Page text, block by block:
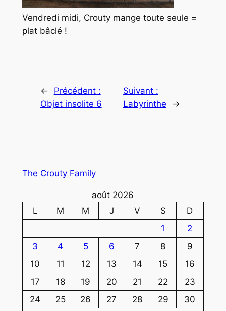
Vendredi midi, Crouty mange toute seule =
plat bâclé !
←
Précédent :
Objet insolite 6
Suivant :
Labyrinthe
→
The Crouty Family
août 2026
L
M M J V S
D
1
2
3
4 5 6 7 8
9
10
11 12 13 14 15
16
17
18 19 20 21 22
23
24
25 26 27 28 29
30